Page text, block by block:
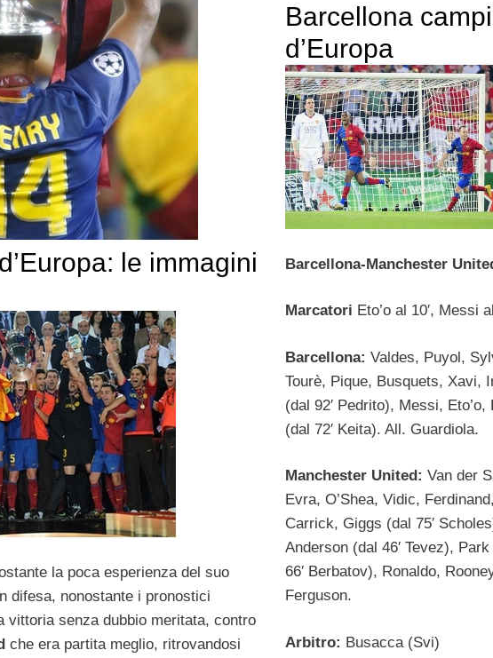
le immagini
la poca esperienza del suo
difesa, nonostante i pronostici
vittoria senza dubbio meritata, contro
che era partita meglio, ritrovandosi
Barcellona
d’Europa
Barcellona-Manchester
Marcatori Eto’o al 10′, Messi
Barcellona: Valdes, Puyol,
Tourè, Pique, Busquets, Xavi,
(dal 92′ Pedrito), Messi, Eto’o,
(dal 72′ Keita). All. Guardiola.
Manchester United: Van der
Evra, O’Shea, Vidic,
Carrick, Giggs (dal 75′
Anderson (dal 46′ Tevez),
66′ Berbatov), Ronaldo,
Ferguson.
Arbitro: Busacca (Svi)